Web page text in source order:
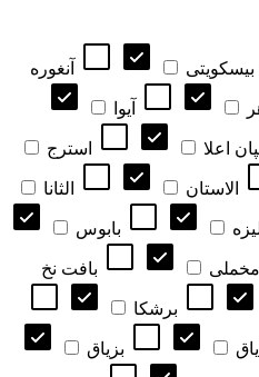
بیسکویتی آنغوره
آیوا
اعلا استرج
الاستان الثانا
بابوس
بافت نخ
برشکا
بزیاق